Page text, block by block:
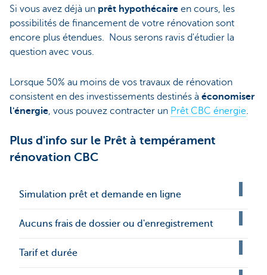
Si vous avez déjà un prêt hypothécaire en cours, les
possibilités de financement de votre rénovation sont
encore plus étendues. Nous serons ravis d'étudier la
question avec vous.
Lorsque 50% au moins de vos travaux de rénovation
consistent en des investissements destinés à économiser
l'énergie, vous pouvez contracter un Prêt CBC énergie.
Plus d'info sur le Prêt à tempérament
rénovation CBC
Simulation prêt et demande en ligne
Aucuns frais de dossier ou d'enregistrement
Tarif et durée